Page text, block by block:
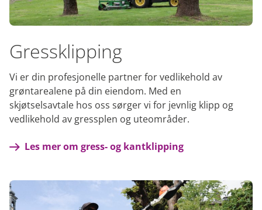
Gressklipping
Vi er din profesjonelle partner for vedlikehold av
grøntarealene på din eiendom. Med en
skjøtselsavtale hos oss sørger vi for jevnlig klipp og
vedlikehold av gressplen og uteområder.
Les mer om gress- og kantklipping